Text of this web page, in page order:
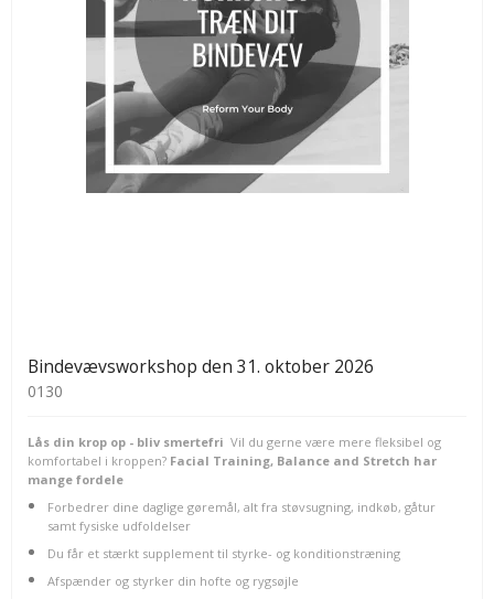
Bindevævsworkshop den 31. oktober 2026
0130
Lås din krop op - bliv smertefri Vil du gerne være mere fleksibel og
komfortabel i kroppen? Facial Training, Balance and Stretch har
mange fordele
Forbedrer dine daglige gøremål, alt fra støvsugning, indkøb, gåtur
samt fysiske udfoldelser
Du får et stærkt supplement til styrke- og konditionstræning
Afspænder og styrker din hofte og rygsøjle